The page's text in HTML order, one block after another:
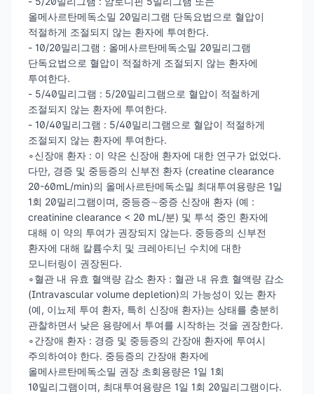
올메사르탄메독소밀 20밀리그램 단독요법으로 혈압이
적절하게 조절되지 않는 환자에 투여한다.
- 10/20밀리그램 : 올메사르탄메독소밀 20밀리그램
단독요법으로 혈압이 적절하게 조절되지 않는 환자에
투여한다.
- 5/40밀리그램 : 5/20밀리그램으로 혈압이 적절하게
조절되지 않는 환자에 투여한다.
- 10/40밀리그램 : 5/40밀리그램으로 혈압이 적절하게
조절되지 않는 환자에 투여한다.
∘신장애 환자 : 이 약은 신장애 환자에 대한 연구가 없었다.
다만, 경증 및 중등증의 신부전 환자 (creatine clearance
20-60mL/min)의 올메사르탄메독소밀 최대투여용량은 1일
1회 20밀리그램이며, 중등증∼중증 신장애 환자 (예 :
creatinine clearance < 20 mL/분) 및 투석 중인 환자에
대해 이 약의 투여가 권장되지 않는다. 중등증의 신부전
환자에 대해 칼륨수치 및 크레아티닌 수치에 대한
모니터링이 권장된다.
∘혈관 내 유효 혈액량 감소 환자 : 혈관 내 유효 혈액량 감소
(Intravascular volume depletion)의 가능성이 있는 환자
(예, 이뇨제 투여 환자, 특히 신장애 환자)는 상태를 충분히
관찰하면서 낮은 용량에서 투여를 시작하는 것을 권장한다.
∘간장애 환자 : 경증 및 중등증의 간장애 환자에 투여시
주의하여야 한다. 중등증의 간장애 환자에
올메사르탄메독소밀 권장 초회용량은 1일 1회
10밀리그램이며, 최대투여용량은 1일 1회 20밀리그램이다.